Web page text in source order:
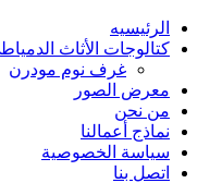
الرئيسيه
كتالوجات الأثاث الدمياطي 2025 –
غرف نوم مودرن
معرض الصور
من نحن
نماذج أعمالنا
سياسة الخصوصية
اتصل بنا